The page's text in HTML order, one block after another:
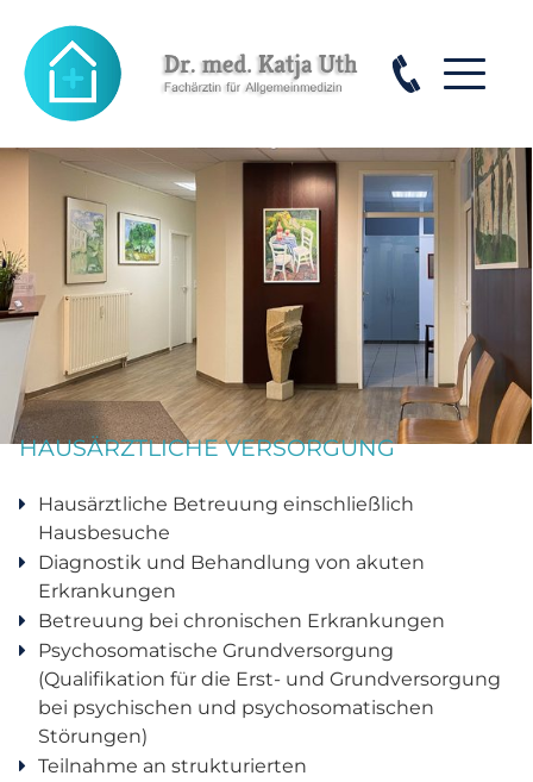
HAUSÄRZTLICHE VERSORGUNG
Hausärztliche Betreuung einschließlich
Hausbesuche
Diagnostik und Behandlung von akuten
Erkrankungen
Betreuung bei chronischen Erkrankungen
Psychosomatische Grundversorgung
(Qualifikation für die Erst- und Grundversorgung
bei psychischen und psychosomatischen
Störungen)
Teilnahme an strukturierten